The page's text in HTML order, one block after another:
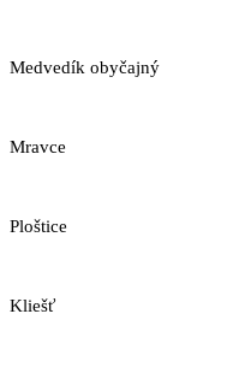
Medvedík obyčajný
Mravce
Ploštice
Kliešť